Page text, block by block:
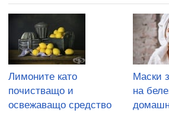
Лимоните като
почистващо и
освежаващо средство
Маски
на